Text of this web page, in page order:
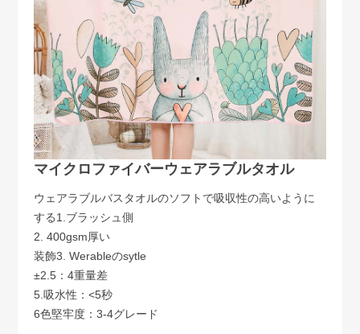
マイクロファイバーウェアラブルタオル
ウェアラブルバスタオルのソフトで吸収性の高いように
する1.ブラッシュ側
2. 400gsm厚い
装飾3. Werableのsytle
±2.5：4重量差
5.吸水性：<5秒
6色堅牢度：3-4グレード